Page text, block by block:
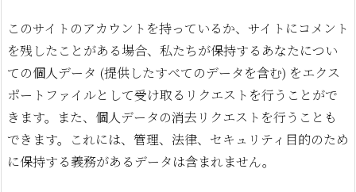
このサイトのアカウントを持っているか、サイトにコメント
を残したことがある場合、私たちが保持するあなたについ
ての個人データ (提供したすべてのデータを含む) をエクス
ポートファイルとして受け取るリクエストを行うことがで
きます。また、個人データの消去リクエストを行うことも
できます。これには、管理、法律、セキュリティ目的のため
に保持する義務があるデータは含まれません。